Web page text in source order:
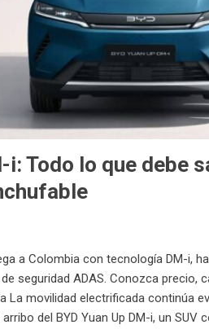
i: Todo lo que debe
a Colombia con tecnología DM-i,
seguridad ADAS. Conozca precio,
La movilidad electrificada continúa
del BYD Yuan Up DM-i, un SUV